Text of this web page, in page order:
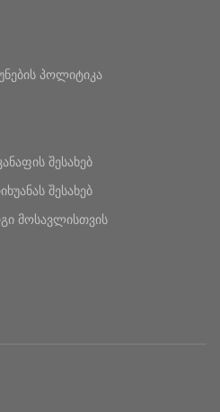
პოლიტიკა
შესახებ
შესახებ
მოსავლისთვის